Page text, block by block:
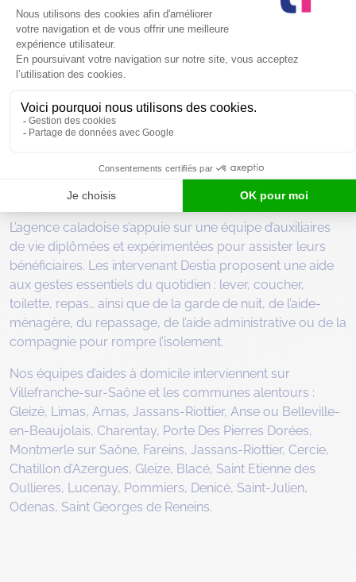
Trouvez une auxiliaire de vie pour
sur-Saône
personne pour soutenir le maintien à domicile des
seniors et des personnes handicapées.
L’agence caladoise s’appuie sur une équipe d’auxiliaires
de vie diplômées et expérimentées pour assister leurs
bénéficiaires. Les intervenant Destia proposent une aide
aux gestes essentiels du quotidien : lever, coucher,
toilette, repas… ainsi que de la garde de nuit, de l’aide-
ménagère, du repassage, de l’aide administrative ou de la
compagnie pour rompre l’isolement.
Nos équipes d’aides à domicile interviennent sur
Villefranche-sur-Saône et les communes alentours :
Gleizé, Limas, Arnas, Jassans-Riottier, Anse ou Belleville-
en-Beaujolais, Charentay, Porte Des Pierres Dorées,
Montmerle sur Saône, Fareins, Jassans-Riottier, Cercie,
Chatillon d’Azergues, Gleize, Blacé, Saint Etienne des
Oullieres, Lucenay, Pommiers, Denicé, Saint-Julien,
Odenas, Saint Georges de Reneins.